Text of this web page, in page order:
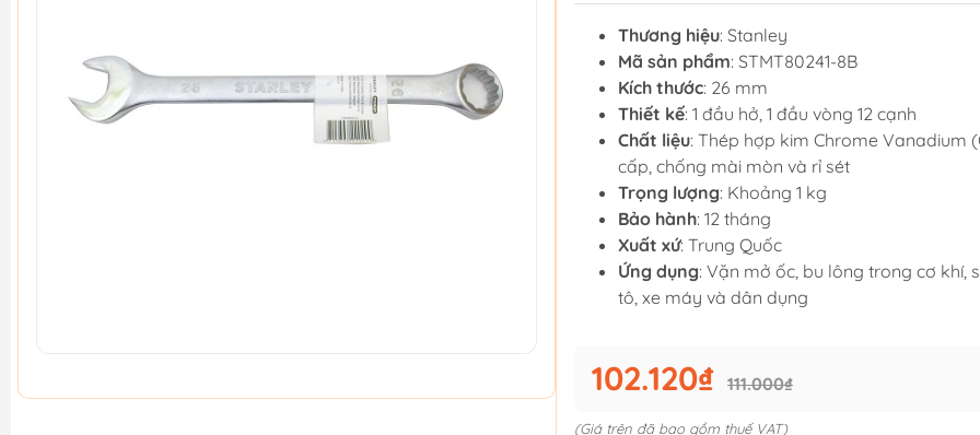
Thương hiệu: Stanley
Mã sản phẩm: STMT80241-8B
Kích thước: 26 mm
Thiết kế: 1 đầu hở, 1 đầu vòng 12 cạnh
Chất liệu: Thép hợp kim Chrome Vanadium
cấp, chống mài mòn và rỉ sét
Trọng lượng: Khoảng 1 kg
Bảo hành: 12 tháng
Xuất xứ: Trung Quốc
Ứng dụng: Vặn mở ốc, bu lông trong cơ khí,
tô, xe máy và dân dụng
102.120₫ 111.000₫
(Giá trên đã bao gồm thuế VAT)